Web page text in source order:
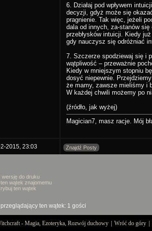
6. Działaj pod wpływem
decyzji, gdyż może się
pragnienie. Tak więc, jeżeli
dala od innych, za-stanów
przebłysków intuicji. Kiedy
gdy nauczysz się odróżniać
7. Szczerze spodziewaj się i
wątpliwość – przeważnie
Kiedy w mniejszym stopniu
dosyć niepewnie.
że mamy, zawsze mieliśmy i
W każdej chwili możemy po
(źródło, jak wyżej)
Magician7, masz racje. Mój
2015, 23:03 Znajdź Posty
wersję do druku
wątek znajomemu
ten wątek
ten wątek: 1 gości
- Magia, Ezoteryka, Rozwój duchowy Wróć do góry